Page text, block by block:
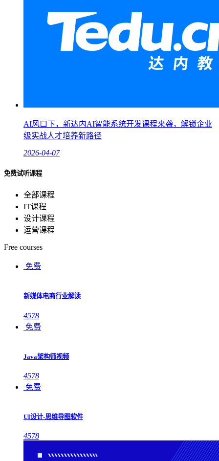
AI风口下，新达内AI智能系统开发课程来袭，解锁企业
级实战人才培养新路径
2026-04-07
免费试听课程
全部课程
IT课程
设计课程
运营课程
Free courses
免费
新媒体电商行业解读
4578
免费
Java架构师视频
4578
免费
UI设计-思维导图软件
4578